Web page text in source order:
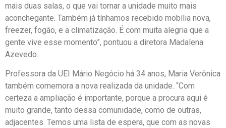
mais duas salas, o que vai tornar a unidade muito mais
aconchegante. Também já tínhamos recebido mobília nova,
freezer, fogão, e a climatização. É com muita alegria que a
gente vive esse momento”, pontuou a diretora Madalena
Azevedo.
Professora da UEI Mário Negócio há 34 anos, Maria Verônica
também comemora a nova realizada da unidade. “Com
certeza a ampliação é importante, porque a procura aqui é
muito grande, tanto dessa comunidade, como de outras,
adjacentes. Temos uma lista de espera, que com as novas